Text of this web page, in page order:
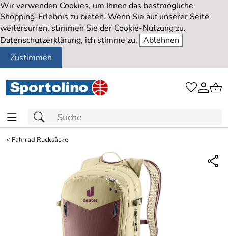
Wir verwenden Cookies, um Ihnen das bestmögliche
Shopping-Erlebnis zu bieten. Wenn Sie auf unserer Seite
weitersurfen, stimmen Sie der Cookie-Nutzung zu.
Datenschutzerklärung, ich stimme zu. Ablehnen
Zustimmen
< Fahrrad Rucksäcke